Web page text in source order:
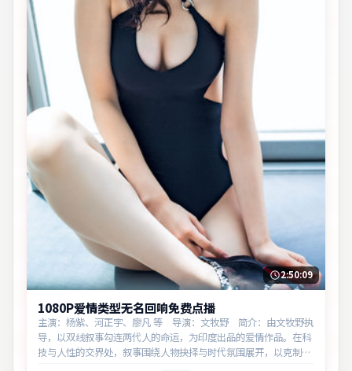
2:50:09
1080P爱情类型无名回响免费点播
主演：杨紫、河正宇、廖凡 等 导演：文牧野 简介：由文牧野执
导，以双线叙事勾连两代人的命运，为印度出品的爱情作品。在科
技与人性的交界处，叙事围绕人物抉择与时代氛围展开，以克制镜